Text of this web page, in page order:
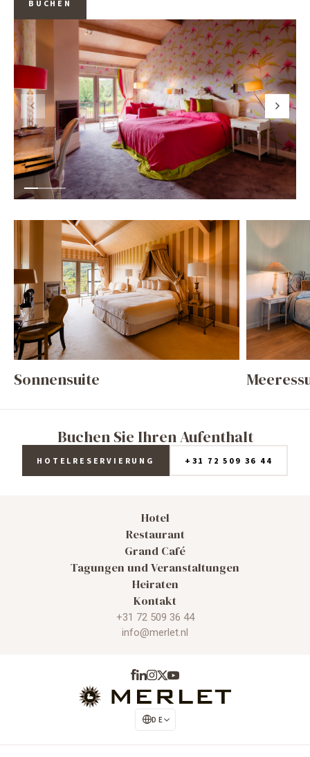
BUCHEN
Sonnensuite
Buchen Sie Ihren Aufenthalt
+31 72 509 36 44
HOTELRESERVIERUNG
Hotel
Restaurant
Grand Café
Tagungen und Veranstaltungen
Heiraten
Kontakt
+31 72 509 36 44
info@merlet.nl
DE
NL